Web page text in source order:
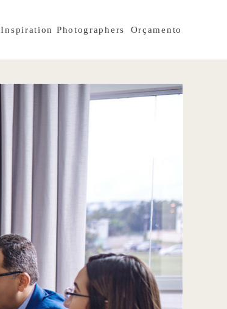
Inspiration Photographers Orçamento